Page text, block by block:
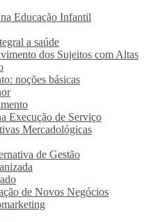
Educação Infantil
a saúde
dos Sujeitos com Altas
noções básicas
Execução de Serviço
Mercadológicas
de Gestão
de Novos Negócios